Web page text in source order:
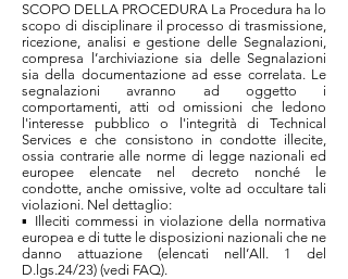
SCOPO DELLA PROCEDURA La Procedura ha lo
scopo di disciplinare il processo di trasmissione,
ricezione, analisi e gestione delle Segnalazioni,
compresa l’archiviazione sia delle Segnalazioni
sia della documentazione ad esse correlata. Le
segnalazioni avranno ad oggetto i
comportamenti, atti od omissioni che ledono
l'interesse pubblico o l'integrità di Technical
Services e che consistono in condotte illecite,
ossia contrarie alle norme di legge nazionali ed
europee elencate nel decreto nonché le
condotte, anche omissive, volte ad occultare tali
violazioni. Nel dettaglio:
▪ Illeciti commessi in violazione della normativa
europea e di tutte le disposizioni nazionali che ne
danno attuazione (elencati nell’All. 1 del
D.lgs.24/23) (vedi FAQ).